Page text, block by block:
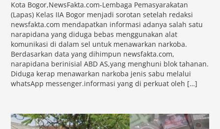
Kota Bogor,NewsFakta.com-Lembaga Pemasyarakatan
(Lapas) Kelas IIA Bogor menjadi sorotan setelah redaksi
newsfakta.com mendapatkan informasi adanya salah satu
narapidana yang diduga bebas menggunakan alat
komunikasi di dalam sel untuk menawarkan narkoba.
Berdasarkan data yang dihimpun newsfakta.com,
narapidana berinisial ABD AS,yang menghuni blok tahanan.
Diduga kerap menawarkan narkoba jenis sabu melalui
whatsApp messenger.informasi yang di perkuat oleh […]